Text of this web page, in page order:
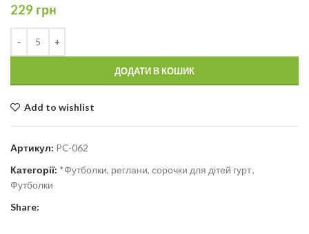
229 грн
ДОДАТИ В КОШИК
Add to wishlist
Артикул: PC-062
Категорії: *Футболки, реглани, сорочки для дітей гурт,
Футболки
Share: